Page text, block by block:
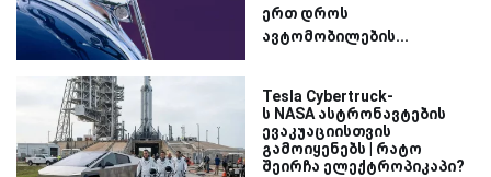
ერთ დროს
ავტომობილების...
Tesla Cybertruck-
ს NASA ასტრონავტების
ევაკუაციისთვის
გამოიყენებს | რატო
შეირჩა ელექტროპიკაპი?